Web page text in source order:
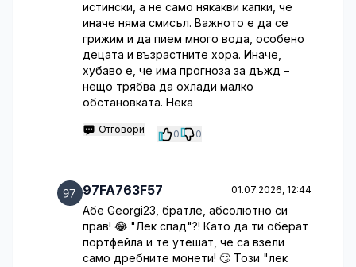
истински, а не само някакви капки, че
иначе няма смисъл. Важното е да се
грижим и да пием много вода, особено
децата и възрастните хора. Иначе,
хубаво е, че има прогноза за дъжд –
нещо трябва да охлади малко
обстановката. Нека
Отговори 0 0
97FA763F57 01.07.2026, 12:44
Абе Georgi23, братле, абсолютно си
прав! 😂 "Лек спад"?! Като да ти оберат
портфейла и те утешат, че са взели
само дребните монети! 🙄 Този "лек